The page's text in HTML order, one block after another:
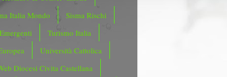
Italia Mondo
Sisma Rischi
Turismo Italia
Università Cattolica
Diocesi Civita Castellana